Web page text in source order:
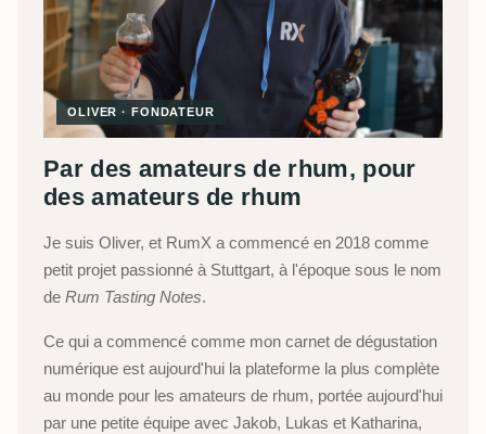
OLIVER · FONDATEUR
Par des amateurs de rhum, pour
des amateurs de rhum
Je suis Oliver, et RumX a commencé en 2018 comme
petit projet passionné à Stuttgart, à l'époque sous le nom
de Rum Tasting Notes.
Ce qui a commencé comme mon carnet de dégustation
numérique est aujourd'hui la plateforme la plus complète
au monde pour les amateurs de rhum, portée aujourd'hui
par une petite équipe avec Jakob, Lukas et Katharina,